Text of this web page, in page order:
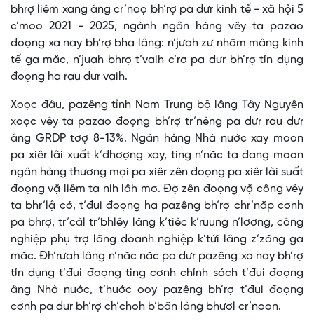
bhrợ liêm xang âng cr’noọ bh’rợ pa dưr kinh tế - xã hội 5
c’moo 2021 - 2025, ngành ngân hàng vêy ta pazao
đoọng xa nay bh’rợ bha lâng: n’jưah zư nhâm mâng kinh
tế ga măc, n’jưah bhrợ t’vaih c’rơ pa dưr bh’rợ tín dụng
đoọng ha rau dưr vaih.
Xoọc đâu, pazêng tỉnh Nam Trung bộ lâng Tây Nguyên
xoọc vêy ta pazao đoọng bh’rợ tr’nêng pa dưr rau dưr
âng GRDP tơợ 8-13%. Ngân hàng Nhà nước xay moon
pa xiêr lãi xuất k’đhơợng xay, ting n’năc ta đang moon
ngân hàng thương mại pa xiêr zên đoọng pa xiêr lãi suất
đoọng vặ liêm ta nih lâh mơ. Đợ zên đoọng vặ công vêy
ta bhr’lậ cớ, t’đui đoọng ha pazêng bh’rợ chr’năp cơnh
pa bhrợ, tr’câl tr’bhlêy lâng k’tiêc k’ruung n’lơơng, công
nghiệp phụ trợ lâng doanh nghiệp k’tứi lâng z’zăng ga
măc. Đh’rưah lâng n’năc năc pa dưr pazêng xa nay bh’rợ
tín dụng t’đui đoọng ting cơnh chính sách t’đui đoọng
âng Nhà nước, t’hước ooy pazêng bh’rợ t’đui đoọng
cơnh pa dưr bh’rợ ch’choh b’băn lâng bhươl cr’noon.